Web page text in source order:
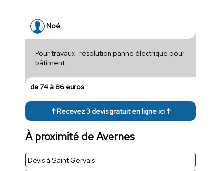
Noé
Pour travaux : résolution panne électrique pour
bâtiment
de 74 à 86 euros
↑ Recevez 3 devis gratuit en ligne ici ↑
À proximité de Avernes
Devis à Saint Gervais